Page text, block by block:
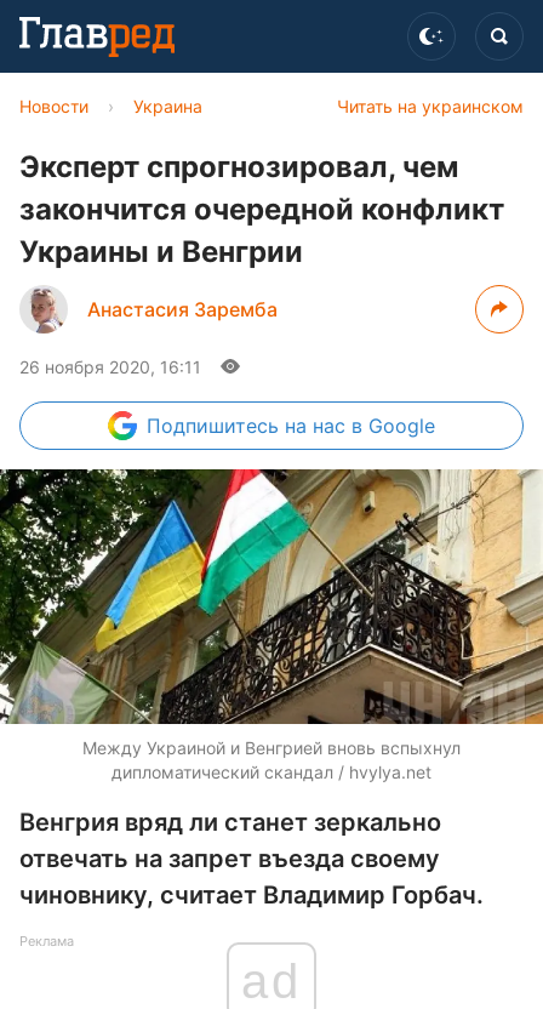
Читать на украинском
Новости › Украина
Эксперт спрогнозировал, чем
закончится очередной конфликт
Украины и Венгрии
Анастасия Заремба
26 ноября 2020, 16:11
Подпишитесь на нас в Google
Между Украиной и Венгрией вновь вспыхнул
дипломатический скандал / hvylya.net
Венгрия вряд ли станет зеркально
отвечать на запрет въезда своему
чиновнику, считает Владимир Горбач.
Реклама
ad